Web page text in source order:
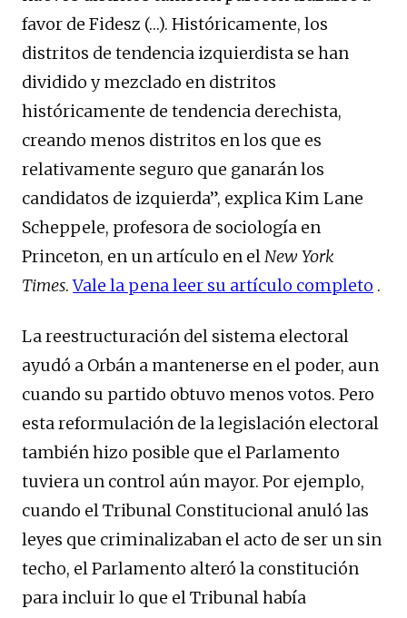
favor de Fidesz (…). Históricamente, los
distritos de tendencia izquierdista se han
dividido y mezclado en distritos
históricamente de tendencia derechista,
creando menos distritos en los que es
relativamente seguro que ganarán los
candidatos de izquierda”, explica Kim Lane
Scheppele, profesora de sociología en
Princeton, en un artículo en elNew York
Times.Vale la pena leer su artículo completo .
La reestructuración del sistema electoral
ayudó a Orbán a mantenerse en el poder, aun
cuando su partido obtuvo menos votos. Pero
esta reformulación de la legislación electoral
también hizo posible que el Parlamento
tuviera un control aún mayor. Por ejemplo,
cuando el Tribunal Constitucional anuló las
leyes que criminalizaban el acto de ser un sin
techo, el Parlamento alteró la constitución
para incluir lo que el Tribunal había